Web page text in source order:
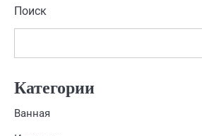
Поиск
Категории
Ванная